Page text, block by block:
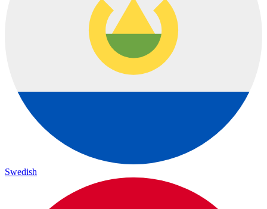
Swedish